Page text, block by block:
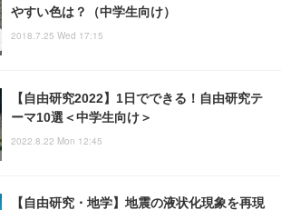
やすい色は？（中学生向け）
2018.7.25 Wed 17:15
【自由研究2022】1日でできる！自由研究テ
ーマ10選＜中学生向け＞
2022.8.22 Mon 12:45
【自由研究・地学】地震の液状化現象を再現